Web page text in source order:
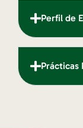
Perfil de
Prácticas